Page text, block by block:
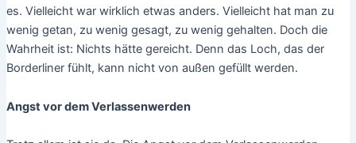
es. Vielleicht war wirklich etwas anders. Vielleicht hat man zu
wenig getan, zu wenig gesagt, zu wenig gehalten. Doch die
Wahrheit ist: Nichts hätte gereicht. Denn das Loch, das der
Borderliner fühlt, kann nicht von außen gefüllt werden.
Angst vor dem Verlassenwerden